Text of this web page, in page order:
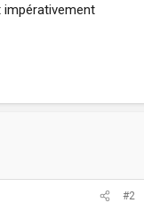
impérativement
#2